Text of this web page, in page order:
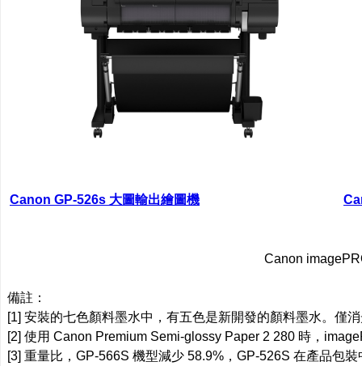
Canon GP-526s 大圖輸出繪圖機
Canon
備註：
[1] 安裝的七色顏料墨水中，有五色是新開發的顏料墨水。僅
[2] 使用 Canon Premium Semi-glossy Paper 2 280 時，
[3] 重量比，GP-566S 機型減少 58.9%，GP-526S 在產品包